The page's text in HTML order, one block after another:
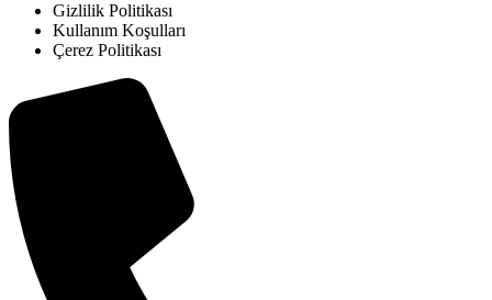
Gizlilik Politikası
Kullanım Koşulları
Çerez Politikası